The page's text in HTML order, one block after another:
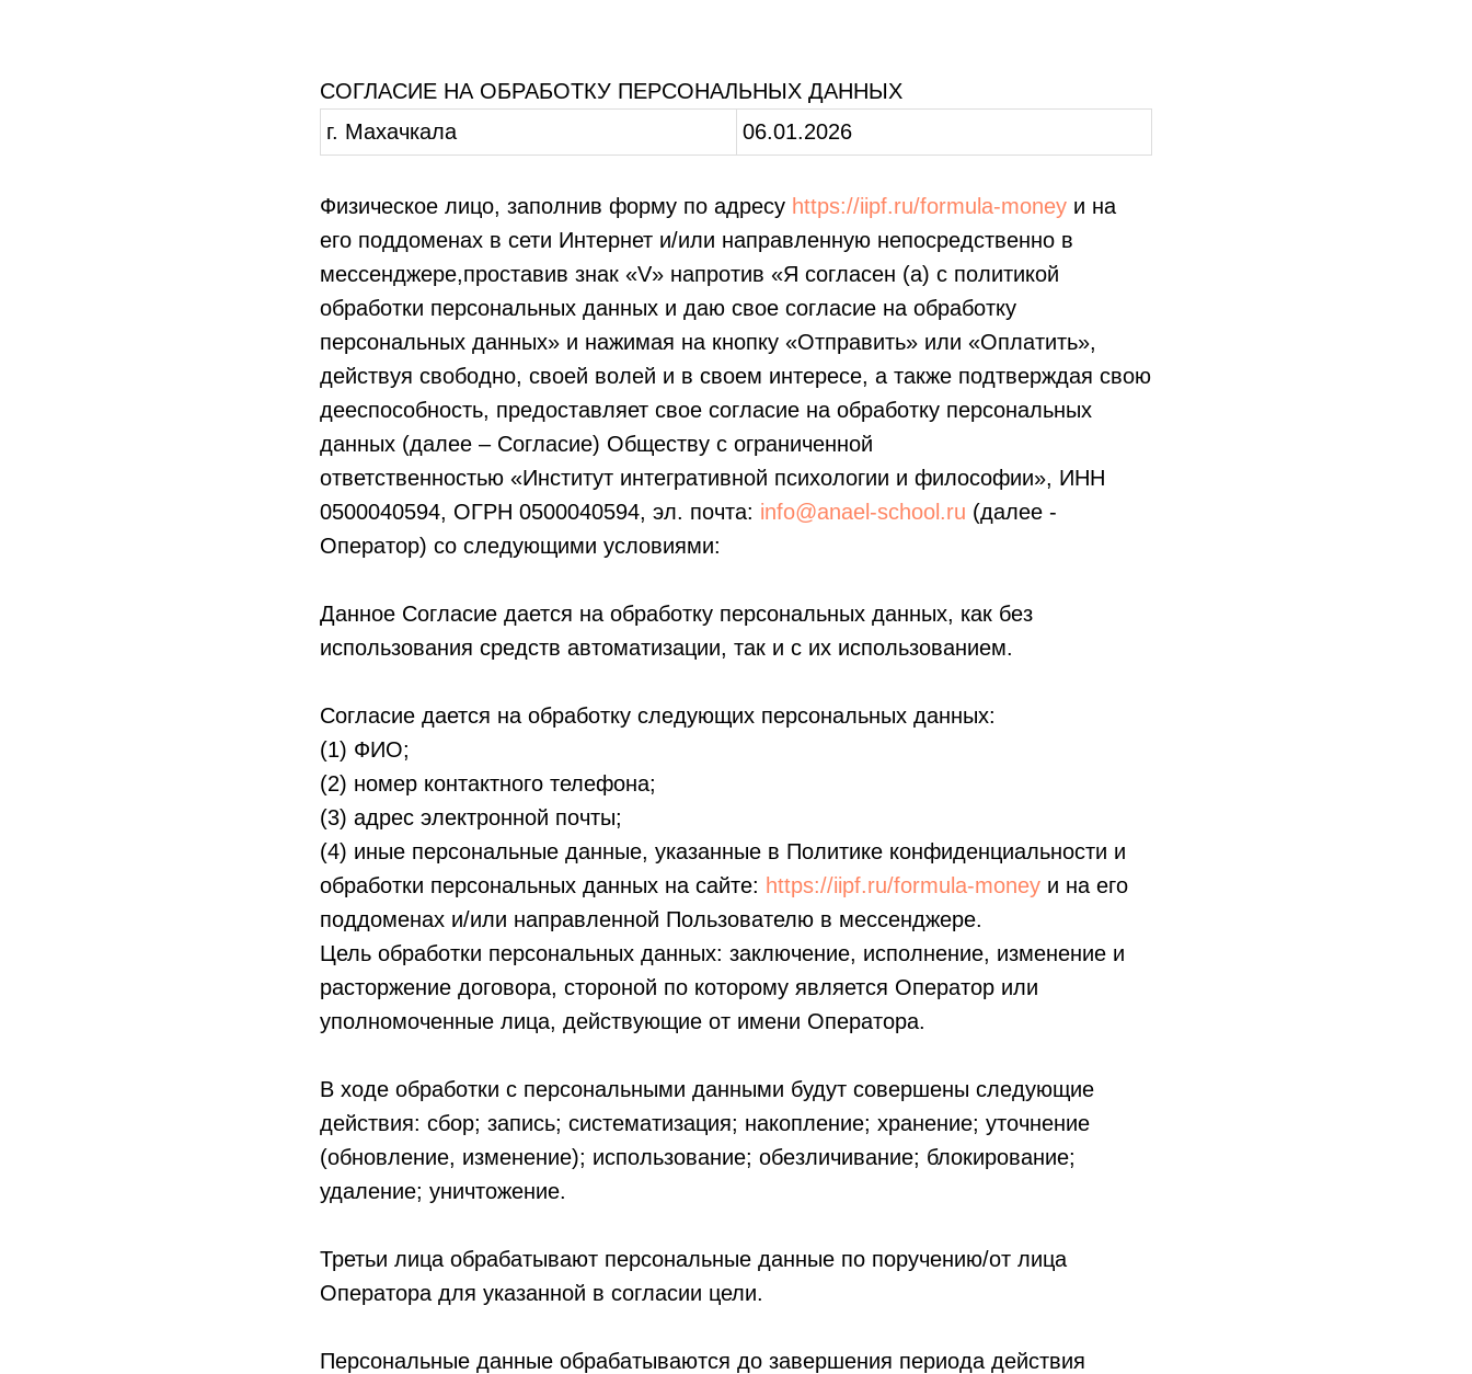
СОГЛАСИЕ НА ОБРАБОТКУ ПЕРСОНАЛЬНЫХ ДАННЫХ
г. Махачкала
06.01.2026
Физическое лицо, заполнив форму по адресу https://iipf.ru/formula-money и на
его поддоменах в сети Интернет и/или направленную непосредственно в
мессенджере,проставив знак «V» напротив «Я согласен (а) с политикой
обработки персональных данных и даю свое согласие на обработку
персональных данных» и нажимая на кнопку «Отправить» или «Оплатить»,
действуя свободно, своей волей и в своем интересе, а также подтверждая свою
дееспособность, предоставляет свое согласие на обработку персональных
данных (далее – Согласие) Обществу с ограниченной
ответственностью «Институт интегративной психологии и философии», ИНН
0500040594, ОГРН 0500040594, эл. почта: info@anael-school.ru (далее -
Оператор) со следующими условиями:
Данное Согласие дается на обработку персональных данных, как без
использования средств автоматизации, так и с их использованием.
Согласие дается на обработку следующих персональных данных:
(1) ФИО;
(2) номер контактного телефона;
(3) адрес электронной почты;
(4) иные персональные данные, указанные в Политике конфиденциальности и
обработки персональных данных на сайте: https://iipf.ru/formula-money и на его
поддоменах и/или направленной Пользователю в мессенджере.
Цель обработки персональных данных: заключение, исполнение, изменение и
расторжение договора, стороной по которому является Оператор или
уполномоченные лица, действующие от имени Оператора.
В ходе обработки с персональными данными будут совершены следующие
действия: сбор; запись; систематизация; накопление; хранение; уточнение
(обновление, изменение); использование; обезличивание; блокирование;
удаление; уничтожение.
Третьи лица обрабатывают персональные данные по поручению/от лица
Оператора для указанной в согласии цели.
Персональные данные обрабатываются до завершения периода действия